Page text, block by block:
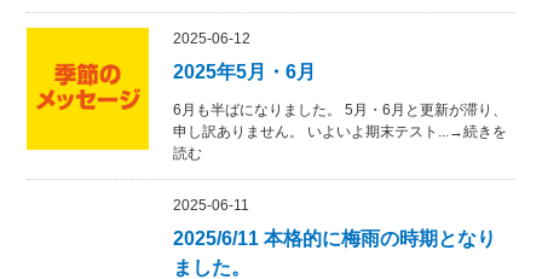
2025-06-12
2025年5月・6月
6月も半ばになりました。 5月・6月と更新が滞り、
申し訳ありません。 いよいよ期末テスト...→続きを
読む
2025-06-11
2025/6/11 本格的に梅雨の時期となり
ました。